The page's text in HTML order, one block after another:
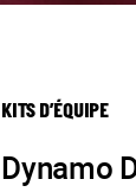
KITS D’ÉQUIPE
Dynamo